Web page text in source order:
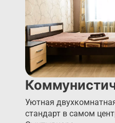
Уютная
стандарт в самом